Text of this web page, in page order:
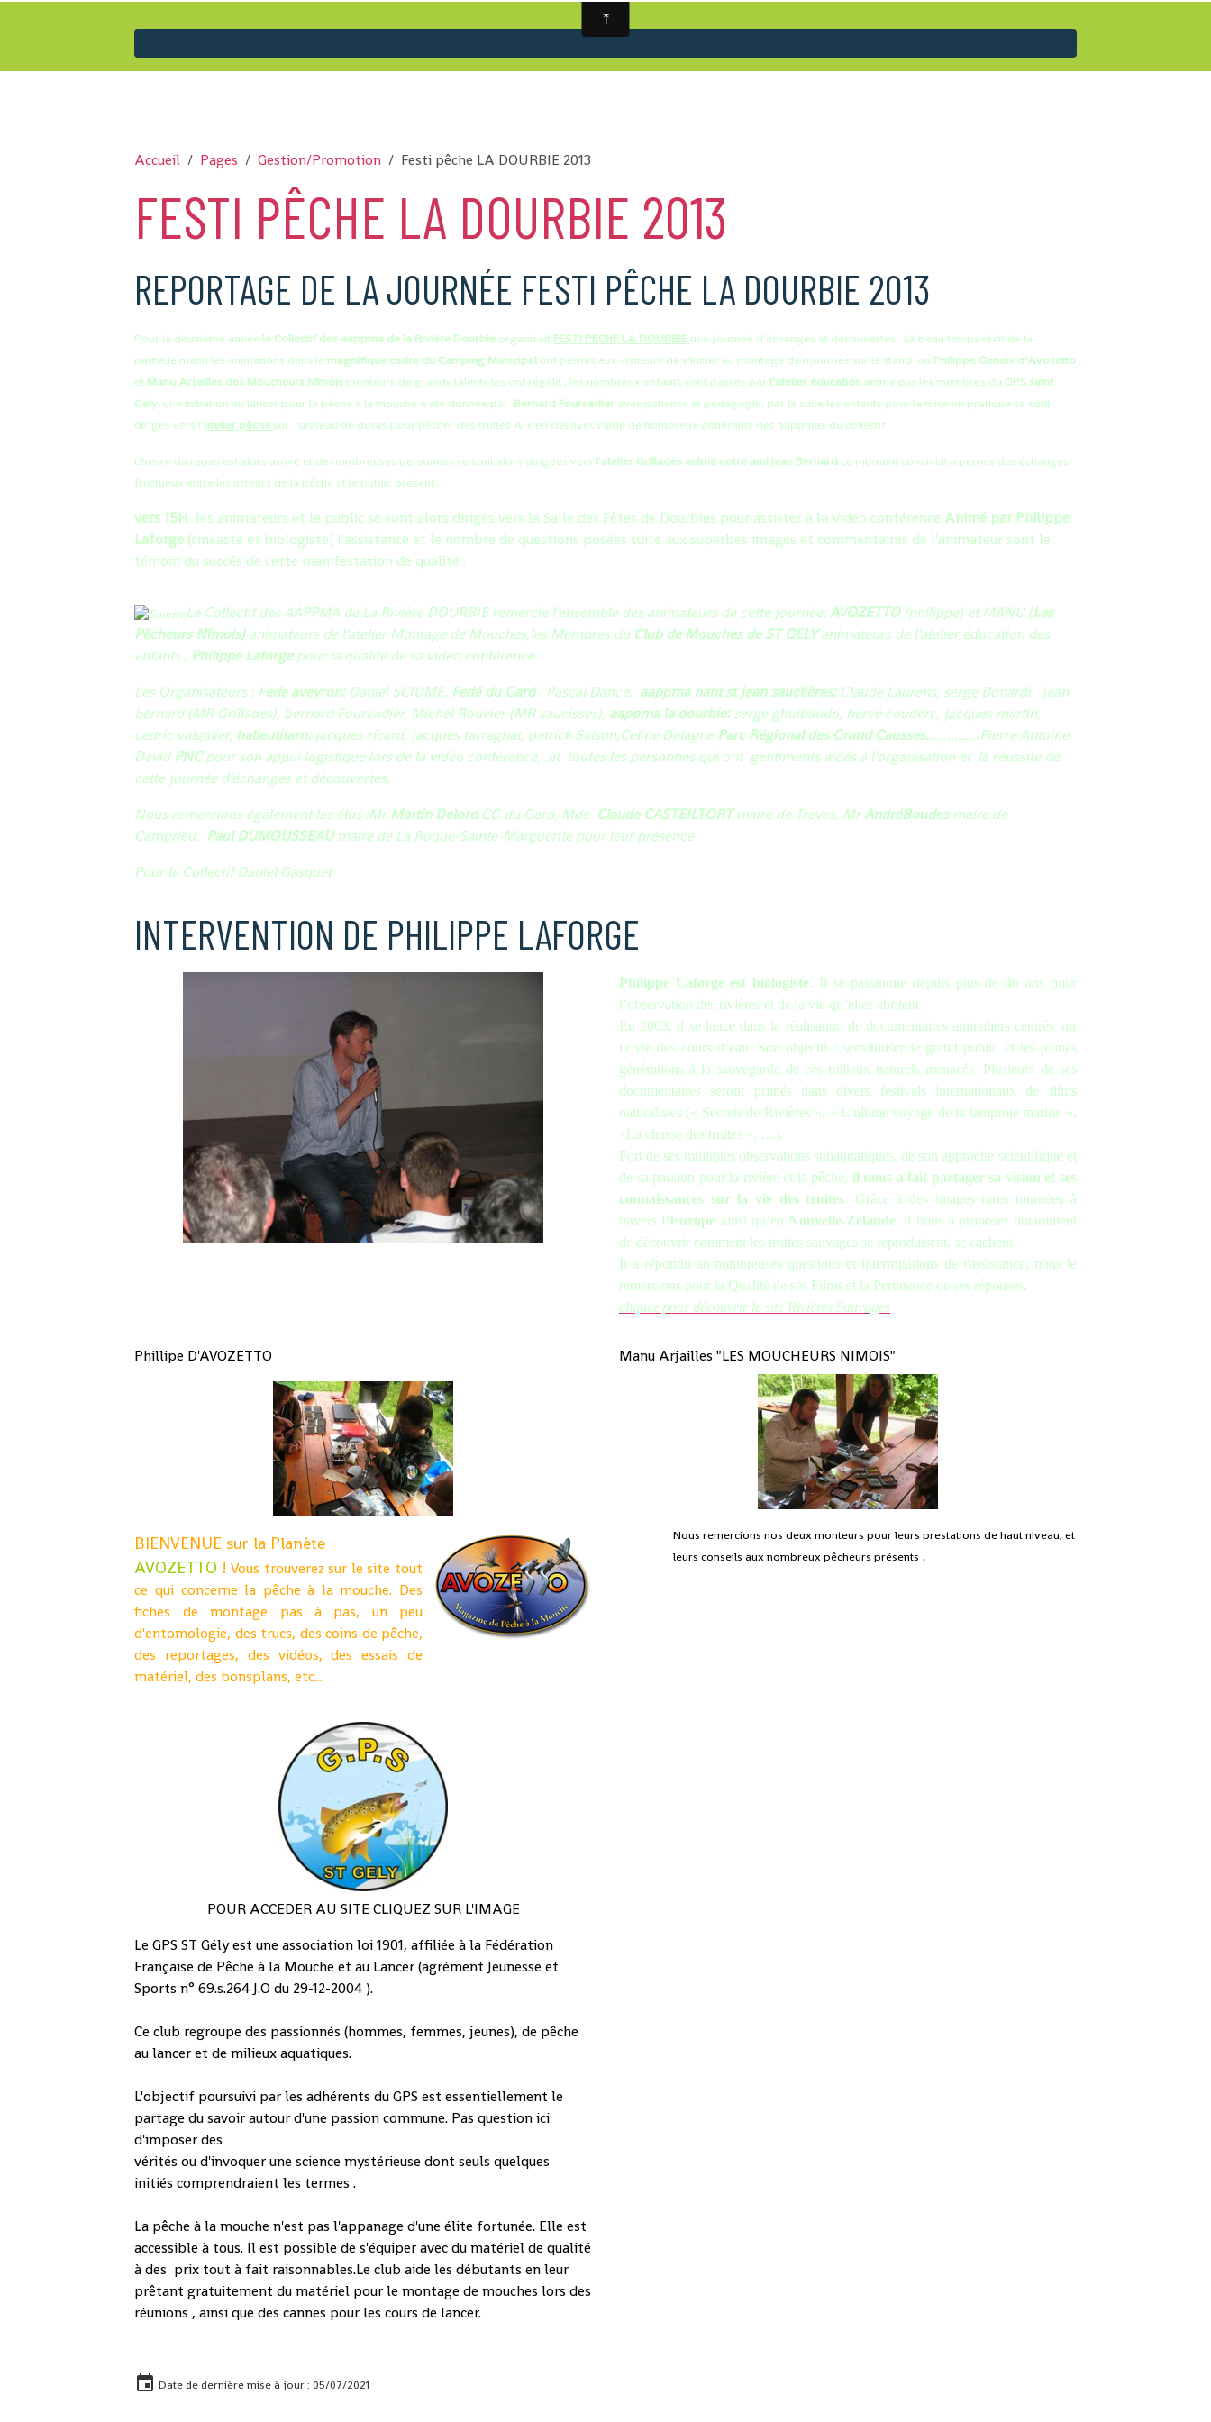
Accueil Pages Gestion/Promotion Festi pêche LA DOURBIE 2013
FESTI PÊCHE LA DOURBIE 2013
REPORTAGE DE LA JOURNÉE FESTI PÊCHE LA DOURBIE 2013
Pour la deuxième annéele Collectif des aappma de la Rivière Dourbie organisait FESTI PECHE LA DOURBIE une journée d'échanges et découvertes . Le beau temps était de la
partie,le matin les animations dans lemagnifique cadre du Camping Municipal ont permis aux visiteurs de s'initier au montage de mouches sur le stand ou Philippe Geneix d'Avozetto
et Manu Arjailles des Moucheurs Nîmois monteurs de grands talents les ont régalé , les nombreux enfants sont passés parl'atelier éducation animé par les membres du GPS saint
Gely, une initiation au lancer pour la pêche à la mouche a été donnée par Bernard Fourcadier avec patience et pédagogie, par la suite les enfants pour la mise en pratique se sont
dirigés vers l'atelier pêche sur ruisseau de dusas pour pêcher des truites Arc en ciel avec l'aide de nombreux adhérants des aappmas du collectif.
L'heure du repas est alors arrivé et de nombreuses personnes se sont alors dirigées versl'atelier Grillades animé notre ami Jean Bernard ce moment convivial a permis des échanges
fructueux entre les acteurs de la pêche et le public présent ,
vers 15H les animateurs et le public se sont alors dirigés vers la Salle des Fêtes de Dourbies pour assister à la Vidéo conférence Animé par Philippe
Laforge (cinéaste et biologiste) l'assistance et le nombre de questions posées suite aux superbes images et commentaires de l'animateur sont le
témoin du succés de cette manifestation de qualité .
Le Collectif des AAPPMA de La Rivière DOURBIE remercie l'ensemble des animateurs de cette journée:AVOZETTO(philippe) et MANU (Les
Pêcheurs Nîmois)animateurs de l'atelier Montage de Mouches,les Membres du Club de Mouches de ST GELYanimateurs de l'atelier éducation des
enfants , Philippe Laforgepour la qualité de sa vidéo conférence .
Les Organisateurs : Fede aveyron:Daniel SCIUME, Fedé du Gard: Pascal Dance, aappma nant st jean sauclières:Claude Laurens, serge Bonardi, jean
bernard (MR Grillades), bernard Fourcadier, Michel Rouvier (MR saucisses), aappma la dourbie:serge ghuibaudo, hervé couderc, jacques martin,
cedric valgalier, halieutitarn:jacques ricard, jacques tarragnat, patrick Salson,Celine DelagneParc Régional des Grand Causses...............Pierre Antoine
DavidPNCpour son appui logistique lors de la vidéo conférence, .et toutes les personnes qui ont gentiments aidés à l'organisation et la réussite de
cette journée d'échanges et découvertes.
Nous remercions également les élus :MrMartin DelordCG du Gard, Mde Claude CASTEILTORTmaire de Treves, MrAndréBoudesmaire de
Camprieu, Paul DUMOUSSEAUmaire de La Roque-Sainte-Marguerite pour leur présence
Pour le Collectif Daniel Gasquet
INTERVENTION DE PHILIPPE LAFORGE
Philippe Laforge est biologiste. Il se passionne depuis plus de 40 ans pour
l’observation des rivières et de la vie qu’elles abritent.
En 2003, il se lance dans la réalisation de documentaires animaliers centrés sur
la vie des cours d’eau. Son objectif : sensibiliser le grand public et les jeunes
générations à la sauvegarde de ces milieux naturels menacés. Plusieurs de ses
documentaires seront primés dans divers festivals internationaux de films
naturalistes (« Secrets de Rivières », « L’ultime voyage de la lamproie marine »,
«La chasse des truites », …).
Fort de ses multiples observations subaquatiques, de son approche scientifique et
de sa passion pour la rivière et la pêche, il nous a fait partager sa vision et ses
connaissances sur la vie des truites. Grâce à des images rares tournées à
travers l’Europe ainsi qu’en Nouvelle-Zélande, il nous a proposer notamment
de découvrir comment les truites sauvages se reproduisent, se cachent.
Il a répondu au nombreuses questions et interrogations de l'assistance, nous le
remercions pour la Qualité de ses Films et la Pertinence de ses réponses.
cliquez pour découvrir le site Rivières Sauvages
Phillipe D'AVOZETTO
BIENVENUE sur la Planète
AVOZETTO ! Vous trouverez sur le site tout
ce qui concerne la pêche à la mouche. Des
fiches de montage pas à pas, un peu
d'entomologie, des trucs, des coins de pêche,
des reportages, des vidéos, des essais de
matériel, des bonsplans, etc...
Manu Arjailles "LES MOUCHEURS NIMOIS"
Nous remercions nos deux monteurs pour leurs prestations de haut niveau, et
leurs conseils aux nombreux pêcheurs présents .
POUR ACCEDER AU SITE CLIQUEZ SUR L'IMAGE
Le GPS ST Gély est une association loi 1901, affiliée à la Fédération
Française de Pêche à la Mouche et au Lancer (agrément Jeunesse et
Sports n° 69.s.264 J.O du 29-12-2004 ).
Ce club regroupe des passionnés (hommes, femmes, jeunes), de pêche
au lancer et de milieux aquatiques.
L'objectif poursuivi par les adhérents du GPS est essentiellement le
partage du savoir autour d'une passion commune. Pas question ici
d'imposer des
vérités ou d'invoquer une science mystérieuse dont seuls quelques
initiés comprendraient les termes .
La pêche à la mouche n'est pas l'appanage d'une élite fortunée. Elle est
accessible à tous. Il est possible de s'équiper avec du matériel de qualité
à des prix tout à fait raisonnables.Le club aide les débutants en leur
prêtant gratuitement du matériel pour le montage de mouches lors des
réunions , ainsi que des cannes pour les cours de lancer.
Date de dernière mise à jour : 05/07/2021